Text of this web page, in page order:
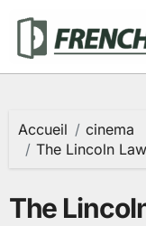
contenu
Accueil
cinema
The Lincoln
The